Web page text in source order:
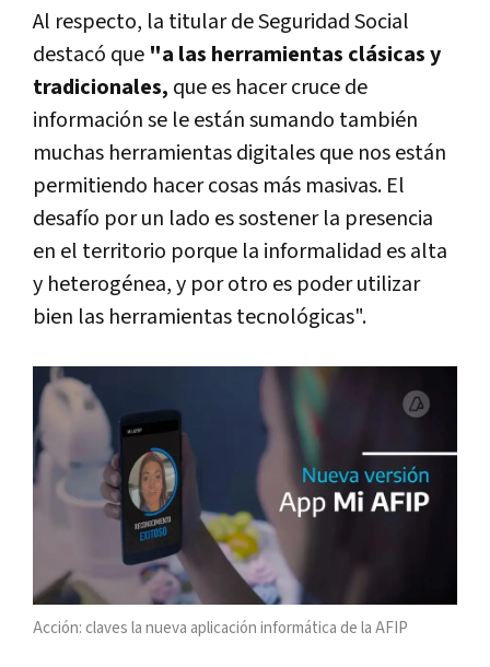
Al respecto, la titular de Seguridad Social
destacó que "a las herramientas clásicas y
tradicionales, que es hacer cruce de
información se le están sumando también
muchas herramientas digitales que nos están
permitiendo hacer cosas más masivas. El
desafío por un lado es sostener la presencia
en el territorio porque la informalidad es alta
y heterogénea, y por otro es poder utilizar
bien las herramientas tecnológicas".
Acción: claves la nueva aplicación informática de la AFIP